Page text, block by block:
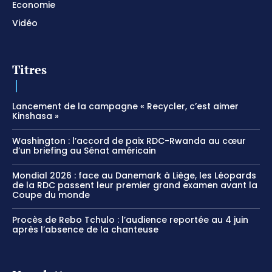
Economie
Vidéo
Titres
Lancement de la campagne « Recycler, c’est aimer
Kinshasa »
Washington : l’accord de paix RDC-Rwanda au cœur
d’un briefing au Sénat américain
Mondial 2026 : face au Danemark à Liège, les Léopards
de la RDC passent leur premier grand examen avant la
Coupe du monde
Procès de Rebo Tchulo : l’audience reportée au 4 juin
après l’absence de la chanteuse